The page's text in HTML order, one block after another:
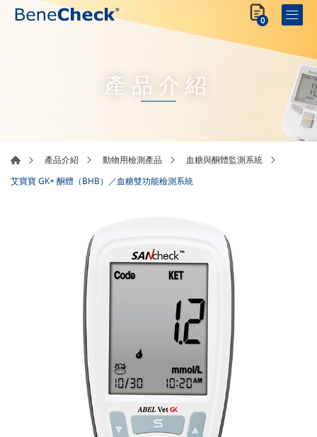
0
產品介紹
產品介紹 動物用檢測產品
血糖與酮體監測系統
艾寶寶 GK+ 酮體（BHB）／血糖雙功能檢測系統